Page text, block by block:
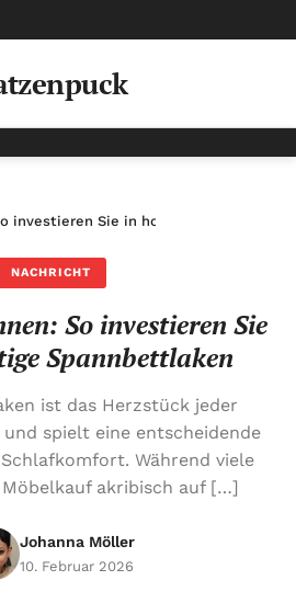
investieren Sie in hochwertige
NACHRICHT
So investieren Sie
Spannbettlaken
ist das Herzstück jeder
spielt eine entscheidende
Während viele
Möbelkauf akribisch auf […]
Johanna Möller
10. Februar 2026